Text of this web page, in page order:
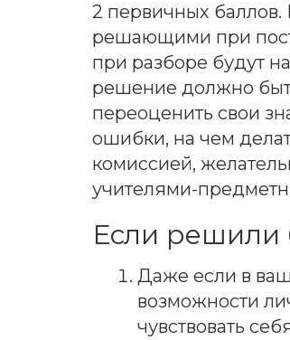
2 первичных баллов.
решающими при
при разборе будут
решение должно
переоценить свои
ошибки, на чем
комиссией,
учителями-
Если решили
Даже если в
возможности
чувствовать